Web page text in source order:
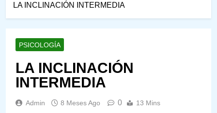
LA INCLINACIÓN INTERMEDIA
PSICOLOGÍA
LA INCLINACIÓN
INTERMEDIA
Admin 8 Meses Ago 0 13 Mins